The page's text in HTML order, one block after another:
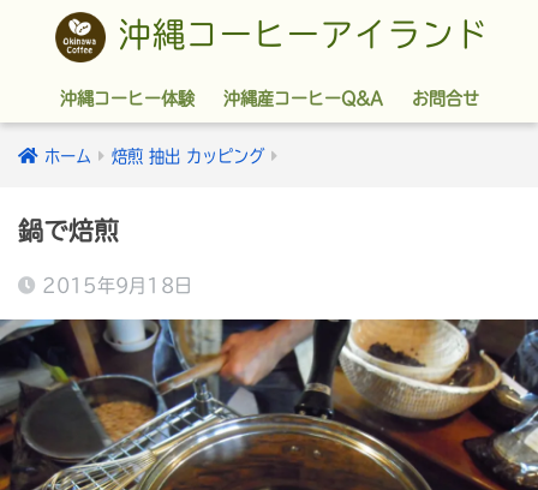
沖縄コーヒーアイランド
沖縄コーヒー体験 沖縄産コーヒーQ&A お問合せ
ホーム 焙煎 抽出 カッピング
鍋で焙煎
2015年9月18日